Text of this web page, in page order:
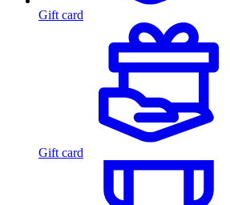
Gift card
Gift card